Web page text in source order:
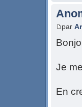
par
Je
En